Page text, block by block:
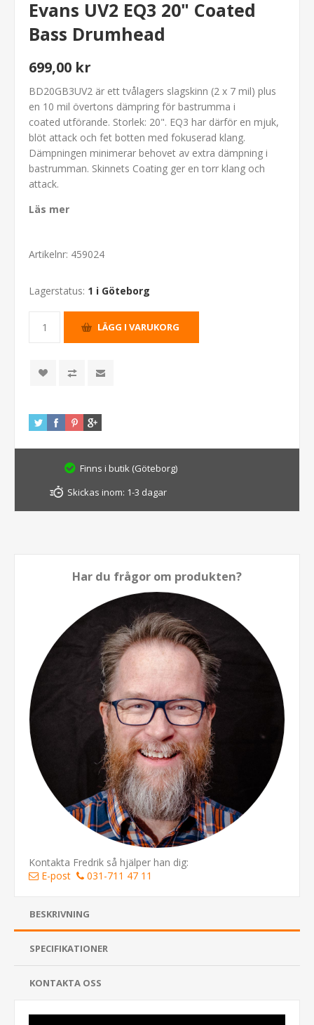
Evans UV2 EQ3 20" Coated
Bass Drumhead
699,00 kr
BD20GB3UV2 är ett tvålagers slagskinn (2 x 7 mil) plus
en 10 mil övertons dämpring för bastrumma i
coated utförande. Storlek: 20". EQ3 har därför en mjuk,
blöt attack och fet botten med fokuserad klang.
Dämpningen minimerar behovet av extra dämpning i
bastrumman. Skinnets Coating ger en torr klang och
attack.
Läs mer
Artikelnr: 459024
Lagerstatus: 1 i Göteborg
Finns i butik (Göteborg)
Skickas inom: 1-3 dagar
Har du frågor om produkten?
Kontakta Fredrik så hjälper han dig:
E-post
031-711 47 11
BESKRIVNING
SPECIFIKATIONER
KONTAKTA OSS